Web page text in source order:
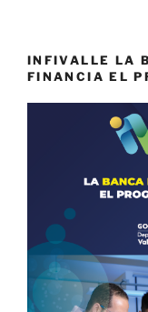
INFIVALLE LA
FINANCIA EL